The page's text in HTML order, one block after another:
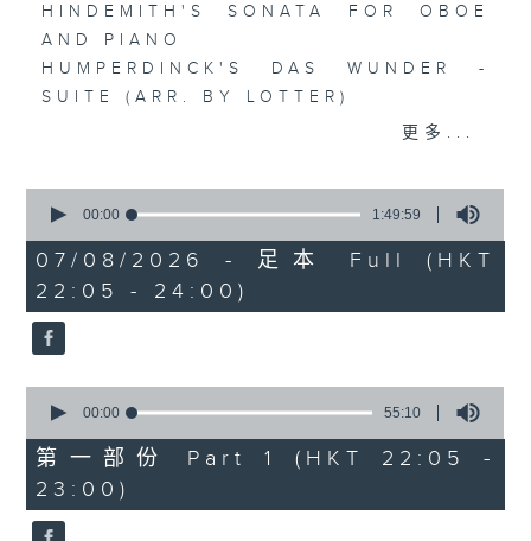
HINDEMITH'S SONATA FOR OBOE
AND PIANO
HUMPERDINCK'S DAS WUNDER -
SUITE (ARR. BY LOTTER)
FALLA'S SUITE POPULAIRE
PART 2:
COLERIDGE-TAYLOR'S GIPSY SUITE
FOR VIOLIN AND PIANO, OP.20
(ARR. BY ARTOK)
MOZART'S CONCERTO FOR VIOLIN
TAILLEFERRE'S DANS LE STYLE
LOUIS XV - SUITE FOR
HARPSICHORD
更多...
seconds
1
hour,
49
minutes,
59
seconds
00:00 1:49:59
07/08/2026 - 足本 Full (HKT
22:05 - 24:00)
seconds
55
minutes,
10
seconds
00:00 55:10
第一部份 Part 1 (HKT 22:05 -
23:00)